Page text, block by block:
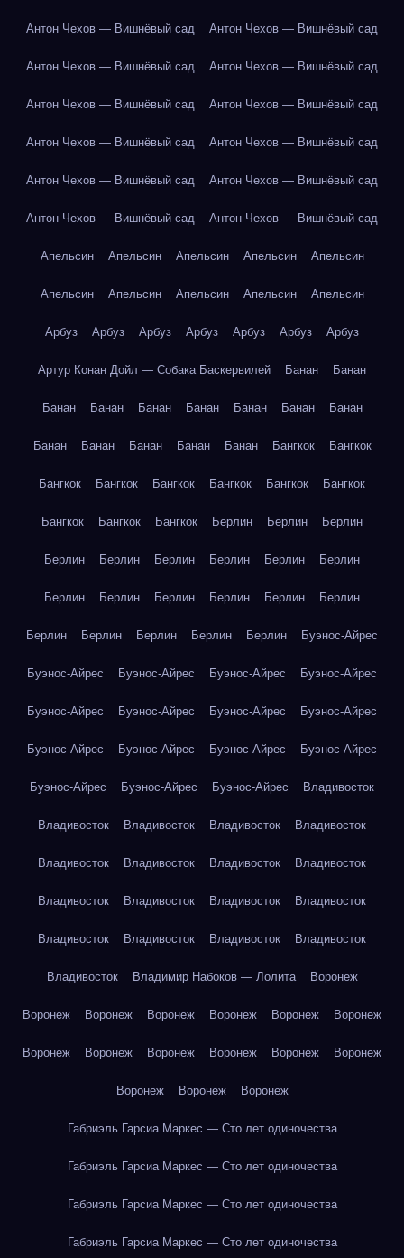
Антон Чехов — Вишнёвый сад Антон Чехов — Вишнёвый сад
Антон Чехов — Вишнёвый сад Антон Чехов — Вишнёвый сад
Антон Чехов — Вишнёвый сад Антон Чехов — Вишнёвый сад
Антон Чехов — Вишнёвый сад Антон Чехов — Вишнёвый сад
Антон Чехов — Вишнёвый сад Антон Чехов — Вишнёвый сад
Антон Чехов — Вишнёвый сад Антон Чехов — Вишнёвый сад
Апельсин Апельсин Апельсин Апельсин Апельсин
Апельсин Апельсин Апельсин Апельсин Апельсин
Арбуз Арбуз Арбуз Арбуз Арбуз Арбуз Арбуз
Артур Конан Дойл — Собака Баскервилей Банан Банан
Банан Банан Банан Банан Банан Банан Банан
Банан Банан Банан Банан Банан Бангкок Бангкок
Бангкок Бангкок Бангкок Бангкок Бангкок Бангкок
Бангкок Бангкок Бангкок Берлин Берлин Берлин
Берлин Берлин Берлин Берлин Берлин Берлин
Берлин Берлин Берлин Берлин Берлин Берлин
Берлин Берлин Берлин Берлин Берлин Буэнос-Айрес
Буэнос-Айрес Буэнос-Айрес Буэнос-Айрес Буэнос-Айрес
Буэнос-Айрес Буэнос-Айрес Буэнос-Айрес Буэнос-Айрес
Буэнос-Айрес Буэнос-Айрес Буэнос-Айрес Буэнос-Айрес
Буэнос-Айрес Буэнос-Айрес Буэнос-Айрес Владивосток
Владивосток Владивосток Владивосток Владивосток
Владивосток Владивосток Владивосток Владивосток
Владивосток Владивосток Владивосток Владивосток
Владивосток Владивосток Владивосток Владивосток
Владивосток Владимир Набоков — Лолита Воронеж
Воронеж Воронеж Воронеж Воронеж Воронеж Воронеж
Воронеж Воронеж Воронеж Воронеж Воронеж Воронеж
Воронеж Воронеж Воронеж
Габриэль Гарсиа Маркес — Сто лет одиночества
Габриэль Гарсиа Маркес — Сто лет одиночества
Габриэль Гарсиа Маркес — Сто лет одиночества
Габриэль Гарсиа Маркес — Сто лет одиночества